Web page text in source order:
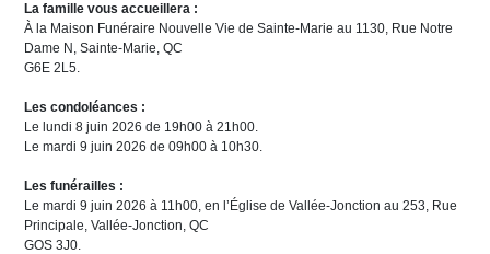
La famille vous accueillera :
À la Maison Funéraire Nouvelle Vie de Sainte-Marie au 1130, Rue Notre
Dame N, Sainte-Marie, QC
G6E 2L5.
Les condoléances :
Le lundi 8 juin 2026 de 19h00 à 21h00.
Le mardi 9 juin 2026 de 09h00 à 10h30.
Les funérailles :
Le mardi 9 juin 2026 à 11h00, en l’Église de Vallée-Jonction au 253, Rue
Principale, Vallée-Jonction, QC
GOS 3J0.